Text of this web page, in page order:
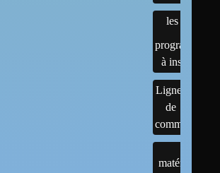
les
programmes
à installer
Lignes
de
commandes
matériels :